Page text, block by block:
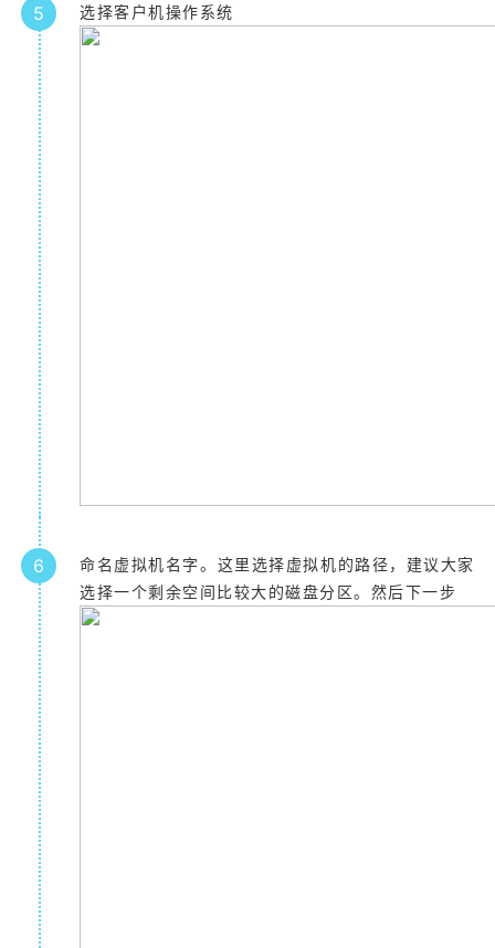
5 选择客户机操作系统
6
命名虚拟机名字。这里选择虚拟机的路径，建议大家
选择一个剩余空间比较大的磁盘分区。然后下一步